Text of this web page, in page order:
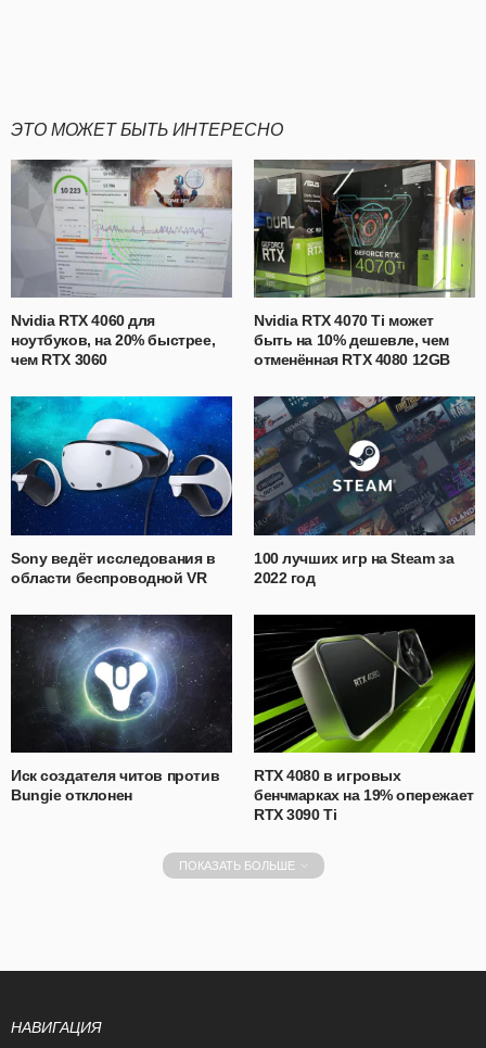
ЭТО МОЖЕТ БЫТЬ ИНТЕРЕСНО
Nvidia RTX 4060 для
ноутбуков, на 20% быстрее,
чем RTX 3060
Nvidia RTX 4070 Ti может
быть на 10% дешевле, чем
отменённая RTX 4080 12GB
Sony ведёт исследования в
области беспроводной VR
100 лучших игр на Steam за
2022 год
Иск создателя читов против
Bungie отклонен
RTX 4080 в игровых
бенчмарках на 19% опережает
RTX 3090 Ti
ПОКАЗАТЬ БОЛЬШЕ
НАВИГАЦИЯ